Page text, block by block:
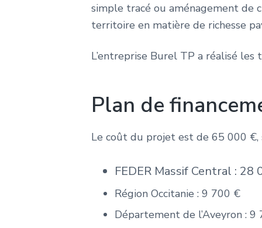
simple tracé ou aménagement de
territoire en matière de richesse
L’entreprise Burel TP a réalisé les
Plan de
Le coût du projet est de 65 000 €,
FEDER Massif Central : 28
Région Occitanie : 9 700 €
Département de l’Aveyron : 9